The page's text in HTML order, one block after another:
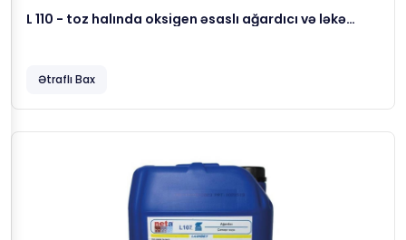
L 110 - toz halında oksigen əsaslı ağardıcı və ləkə
Ətraflı Bax